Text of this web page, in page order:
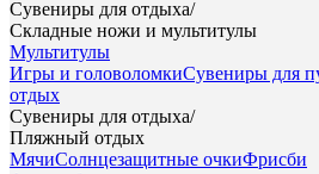
Сувениры для отдыха/
Складные ножи и мультитулы
Мультитулы
Игры и головоломкиСувениры для
отдых
Сувениры для отдыха/
Пляжный отдых
МячиСолнцезащитные очкиФрисби